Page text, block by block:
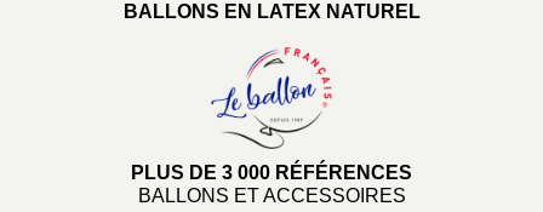
BALLONS EN LATEX NATUREL
PLUS DE 3 000 RÉFÉRENCES
BALLONS ET ACCESSOIRES